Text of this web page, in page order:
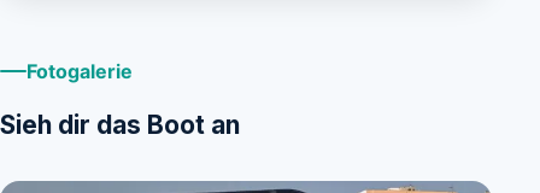
Fotogalerie
Sieh dir das Boot an